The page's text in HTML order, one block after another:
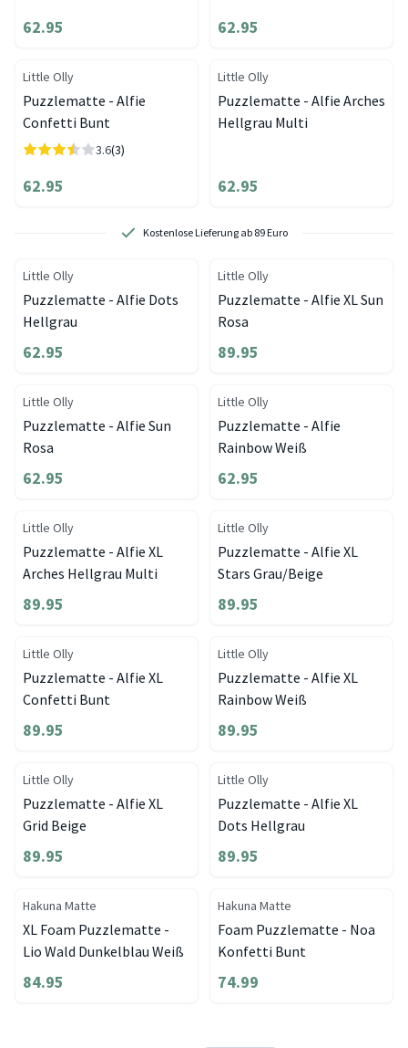
62.95 62.95
Little Olly
Puzzlematte - Alfie
Confetti Bunt
3.6(3)
62.95
Little Olly
Puzzlematte - Alfie Arches
Hellgrau Multi
62.95
Kostenlose Lieferung ab 89 Euro
Little Olly
Puzzlematte - Alfie Dots
Hellgrau
62.95
Little Olly
Puzzlematte - Alfie XL Sun
Rosa
89.95
Little Olly
Puzzlematte - Alfie Sun
Rosa
62.95
Little Olly
Puzzlematte - Alfie
Rainbow Weiß
62.95
Little Olly
Puzzlematte - Alfie XL
Arches Hellgrau Multi
89.95
Little Olly
Puzzlematte - Alfie XL
Stars Grau/Beige
89.95
Little Olly
Puzzlematte - Alfie XL
Confetti Bunt
89.95
Little Olly
Puzzlematte - Alfie XL
Rainbow Weiß
89.95
Little Olly
Puzzlematte - Alfie XL
Grid Beige
89.95
Little Olly
Puzzlematte - Alfie XL
Dots Hellgrau
89.95
Hakuna Matte
XL Foam Puzzlematte -
Lio Wald Dunkelblau Weiß
84.95
Hakuna Matte
Foam Puzzlematte - Noa
Konfetti Bunt
74.99